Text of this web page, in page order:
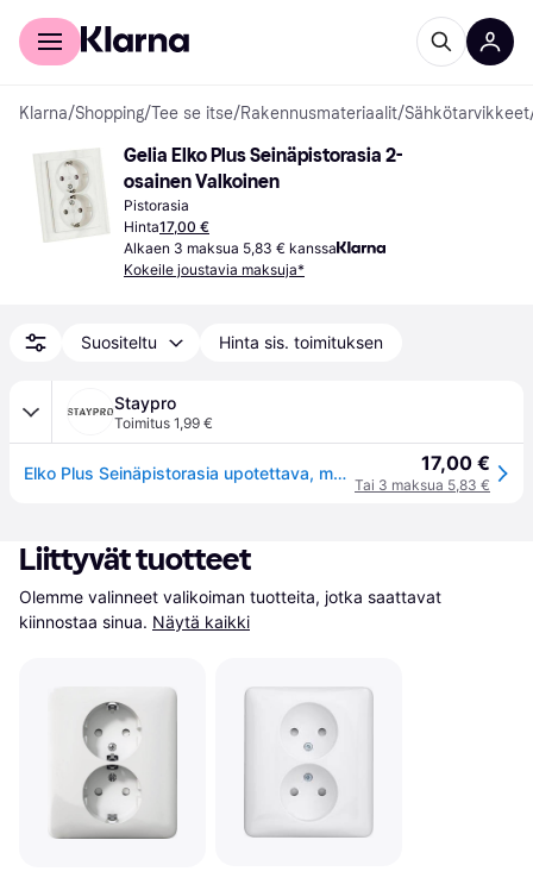
Kuluttajille
Klarna/Shopping/Tee se itse/Rakennusmateriaalit/Sähkötarvikkeet
Gelia Elko Plus Seinäpistorasia 2-
osainen Valkoinen
Pistorasia
Hinta17,00 €
Alkaen 3 maksua 5,83 € kanssa
Kokeile joustavia maksuja*
Suositeltu Hinta sis. toimituksen
Staypro
Toimitus 1,99 €
Elko Plus Seinäpistorasia upotettava, maadoitettu, 2-osainen valkoinen, Kytkimet & pistorasiat 17,00 €
Tai 3 maksua 5,83 €
Liittyvät tuotteet
Olemme valinneet valikoiman tuotteita, jotka saattavat
kiinnostaa sinua. Näytä kaikki